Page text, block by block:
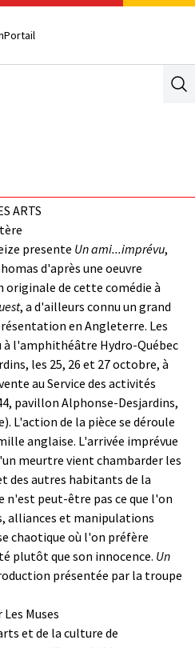
ARTS
presente Un ami...imprévu,
d'après une oeuvre
originale de cette comédie à
, a d'ailleurs connu un grand
en Angleterre. Les
l'amphithéâtre Hydro-Québec
les 25, 26 et 27 octobre, à
au Service des activités
pavillon Alphonse-Desjardins,
L'action de la pièce se déroule
anglaise. L'arrivée imprévue
meurtre vient chambarder les
des autres habitants de la
n'est peut-être pas ce que l'on
alliances et manipulations
chaotique où l'on préfère
plutôt que son innocence. Un
présentée par la troupe
Muses
et de la culture de